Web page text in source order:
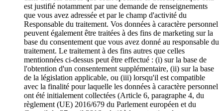
est justifié notamment par une demande de renseignements
que vous avez adressée et par le champ d'activité du
Responsable du traitement. Vos données à caractère personnel
peuvent également être traitées à des fins de marketing sur la
base du consentement que vous avez donné au responsable du
traitement. Le traitement à des fins autres que celles
mentionnées ci-dessus peut être effectué : (i) sur la base de
l'obtention d'un consentement supplémentaire, (ii) sur la base
de la législation applicable, ou (iii) lorsqu'il est compatible
avec la finalité pour laquelle les données à caractère personnel
ont été initialement collectées (Article 6, paragraphe 4, du
règlement (UE) 2016/679 du Parlement européen et du